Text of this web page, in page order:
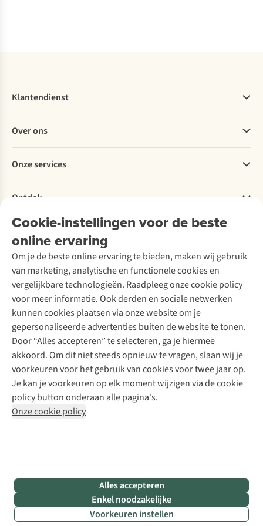
Filter & sorteer
Cookie-instellingen voor de beste
online ervaring
Om je de beste online ervaring te bieden, maken wij gebruik
van marketing, analytische en functionele cookies en
vergelijkbare technologieën. Raadpleeg onze cookie policy
voor meer informatie. Ook derden en sociale netwerken
kunnen cookies plaatsen via onze website om je
gepersonaliseerde advertenties buiten de website te tonen.
Door “Alles accepteren” te selecteren, ga je hiermee
akkoord. Om dit niet steeds opnieuw te vragen, slaan wij je
voorkeuren voor het gebruik van cookies voor twee jaar op.
Je kan je voorkeuren op elk moment wijzigen via de cookie
policy button onderaan alle pagina's.
Onze cookie policy
Alles accepteren
Enkel noodzakelijke
Voorkeuren instellen
Klantendienst
Bestellen
Betalen
Levering
Retourneren
Bestelling herroepen
Garantie
Contact
Over ons
Explore More
Verantwoord ondernemen
Over Ayacucho
Over A.S.Adventure
Toegankelijkheidsverklaring
Onze services
Ski-onderhoud
Wasservice
Schoenonderhoud
Schoenherstelling
Kledingherstelling
Retouches
Voor bedrijven
Ontdek
A.S.Magazine
Podcast
Explore Academy
Explore Camp
Gear Check
Inspiratie & advies
Meld je aan voor de nieuwsbrief
Follow us
Disclaimer Privacy Policy
Algemene voorwaarden
Cookie Policy